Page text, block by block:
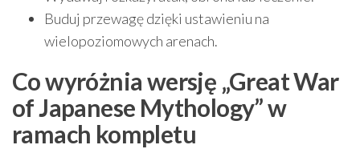
Buduj przewagę dzięki ustawieniu na
wielopoziomowych arenach.
Co wyróżnia wersję „Great War
of Japanese Mythology” w
ramach kompletu